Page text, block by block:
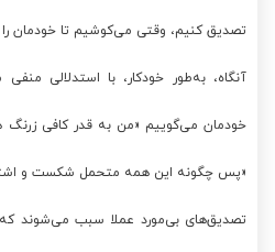
تصدیق کنیم، وقتی می‌کوشیم تا خودمان را
آنگاه، به‌طور خودکار، با استدلالی
خودمان می‌گوییم «من به قدر کافی
«پس چگونه این ‌همه متحمل شکست و
تصدیق‌های بی‌مورد عملا سبب می‌شوند که